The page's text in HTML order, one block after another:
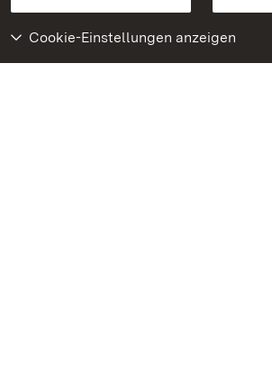
Cookie-Einstellungen anzeigen
Weiteres